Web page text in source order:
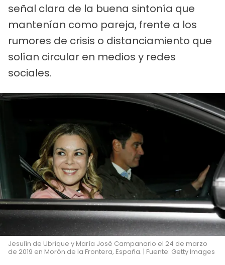
señal clara de la buena sintonía que
mantenían como pareja, frente a los
rumores de crisis o distanciamiento que
solían circular en medios y redes
sociales.
Jesulín de Ubrique y María José Campanario el 24 de marzo
de 2019 en Morón de la Frontera, España. | Fuente: Getty Images